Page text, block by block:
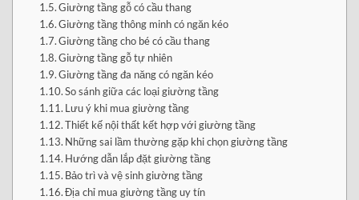
Giường tầng gỗ có cầu thang
Giường tầng thông minh có ngăn kéo
Giường tầng cho bé có cầu thang
Giường tầng gỗ tự nhiên
Giường tầng đa năng có ngăn kéo
So sánh giữa các loại giường tầng
Lưu ý khi mua giường tầng
Thiết kế nội thất kết hợp với giường tầng
Những sai lầm thường gặp khi chọn giường tầng
Hướng dẫn lắp đặt giường tầng
Bảo trì và vệ sinh giường tầng
Địa chỉ mua giường tầng uy tín